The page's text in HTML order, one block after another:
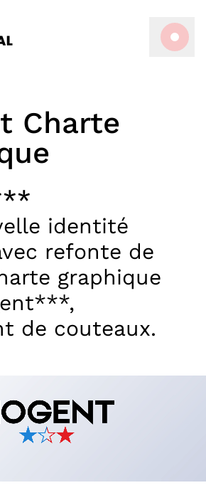
Charte
identité
refonte de
graphique
de couteaux.